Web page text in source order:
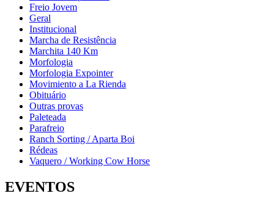
Freio Jovem
Geral
Institucional
Marcha de Resistência
Marchita 140 Km
Morfologia
Morfologia Expointer
Movimiento a La Rienda
Obituário
Outras provas
Paleteada
Parafreio
Ranch Sorting / Aparta Boi
Rédeas
Vaquero / Working Cow Horse
EVENTOS